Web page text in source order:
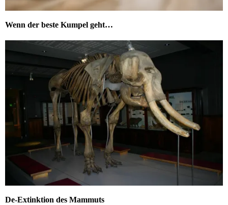
Wenn der beste Kumpel geht…
De-Extinktion des Mammuts